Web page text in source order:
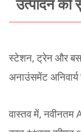
उत्पादन को
स्टेशन, ट्रेन और बस
अनाउंसमेंट अनिवार्य
वास्तव में,